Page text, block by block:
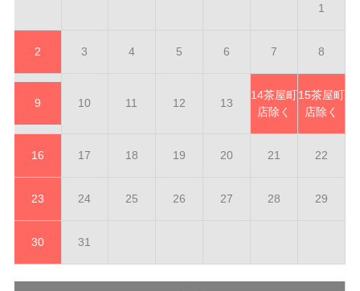
1
2 3 4 5 6 7 8
9 10 11 12 13
14茶屋町
店除く
15茶屋町
店除く
16 17 18 19 20 21 22
23 24 25 26 27 28 29
30 31